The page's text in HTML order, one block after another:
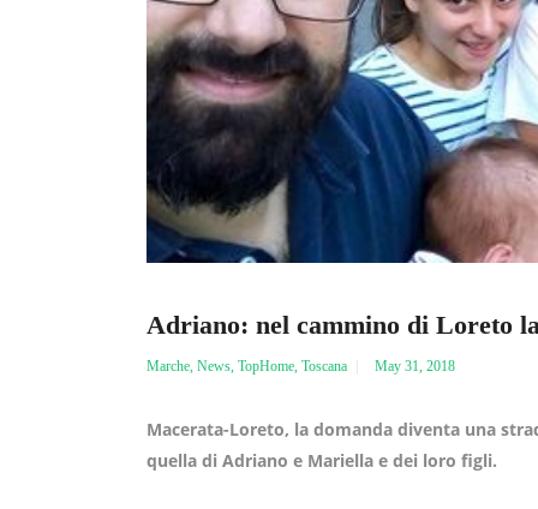
Adriano: nel cammino di Loreto
Marche, News, TopHome, Toscana May 31, 2018
Macerata-Loreto, la domanda diventa una
quella di Adriano e Mariella e dei loro figli.